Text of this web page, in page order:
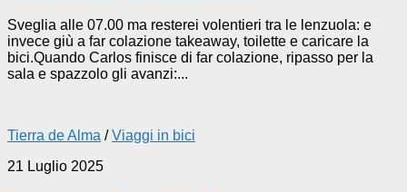
Sveglia alle 07.00 ma resterei volentieri tra le lenzuola: e
invece giù a far colazione takeaway, toilette e caricare la
bici.Quando Carlos finisce di far colazione, ripasso per la
sala e spazzolo gli avanzi:...
Tierra de Alma /Viaggi in bici
21 Luglio 2025